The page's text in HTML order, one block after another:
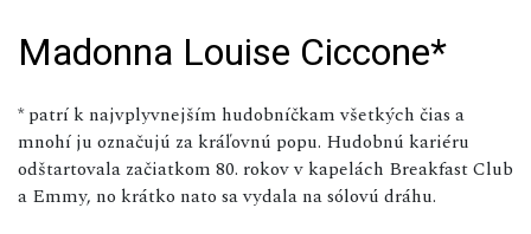
Madonna Louise Ciccone*
* patrí k najvplyvnejším hudobníčkam všetkých čias a
mnohí ju označujú za kráľovnú popu. Hudobnú kariéru
odštartovala začiatkom 80. rokov v kapelách Breakfast Club
a Emmy, no krátko nato sa vydala na sólovú dráhu.